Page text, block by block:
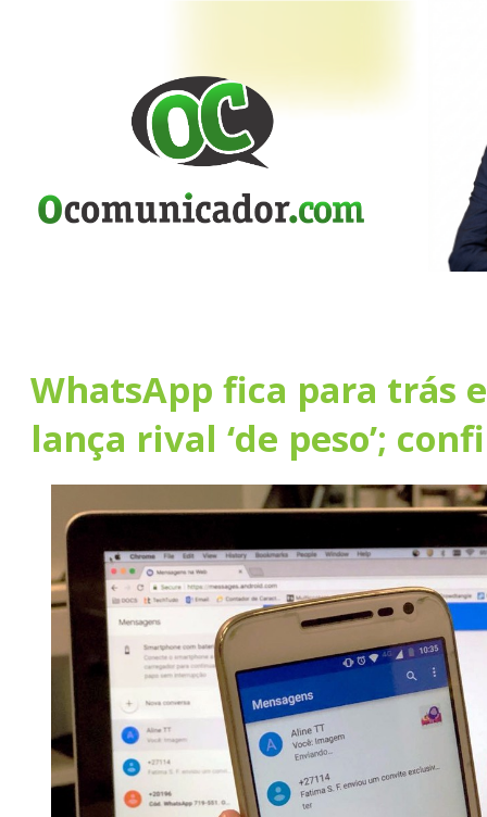
WhatsApp fica para trás
lança rival ‘de peso’;